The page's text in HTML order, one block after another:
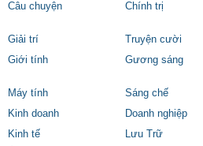
Câu chuyện
Chính trị
Giải trí
Truyện cười
Giới tính
Gương sáng
Máy tính
Sáng chế
Kinh doanh
Doanh nghiệp
Kinh tế
Lưu Trữ